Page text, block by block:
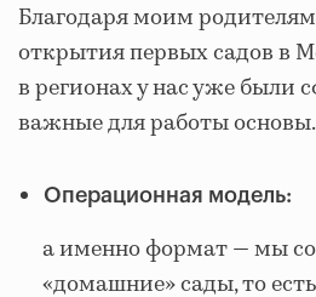
Благодаря моим
открытия первых садов в
в регионах у нас уже были
важные для работы основы.
Операционная модель:
а именно формат — мы
«домашние» сады, то